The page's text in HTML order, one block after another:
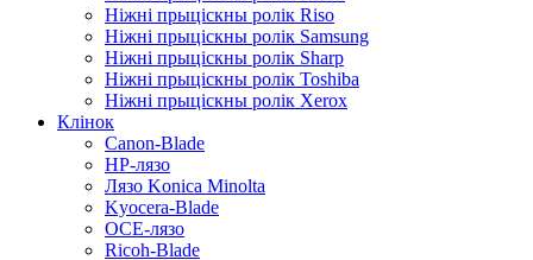
Ніжні прыціскны ролік Riso
Ніжні прыціскны ролік Samsung
Ніжні прыціскны ролік Sharp
Ніжні прыціскны ролік Toshiba
Ніжні прыціскны ролік Xerox
Клінок
Canon-Blade
HP-лязо
Лязо Konica Minolta
Kyocera-Blade
OCE-лязо
Ricoh-Blade